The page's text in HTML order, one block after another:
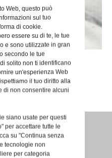
Web, questo può
sul tuo
di cookie.
essere su di te, le tue
e sono utilizzate in gran
secondo le tue
solito non ti identificano
un'esperienza Web
il tuo diritto alla
di non consentire alcuni
siano usate per questi
per accettare tutte le
su "Continua senza
tecnologie non
per categoria
al volontariato
Roma